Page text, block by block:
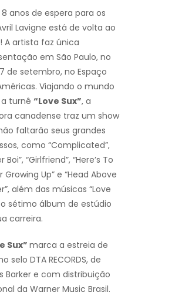
8 anos de espera para os
Lavigne está de volta ao
A artista faz única
em São Paulo, no
de setembro, no Espaço
Viajando o mundo
turnê “Love Sux”, a
canadense traz um show
faltarão seus grandes
como “Complicated”,
Boi”, “Girlfriend”, “Here’s To
Growing Up” e “Head Above
além das músicas “Love
o sétimo álbum de estúdio
carreira.
Sux”marca a estreia de
selo DTA RECORDS, de
Barker e com distribuição
da Warner Music Brasil.